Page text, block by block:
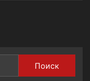
Поиск